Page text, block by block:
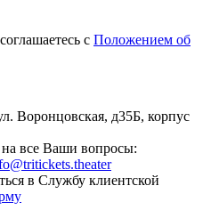
с Положением об
Воронцовская, д35Б, корпус
все Ваши вопросы:
в Службу клиентской